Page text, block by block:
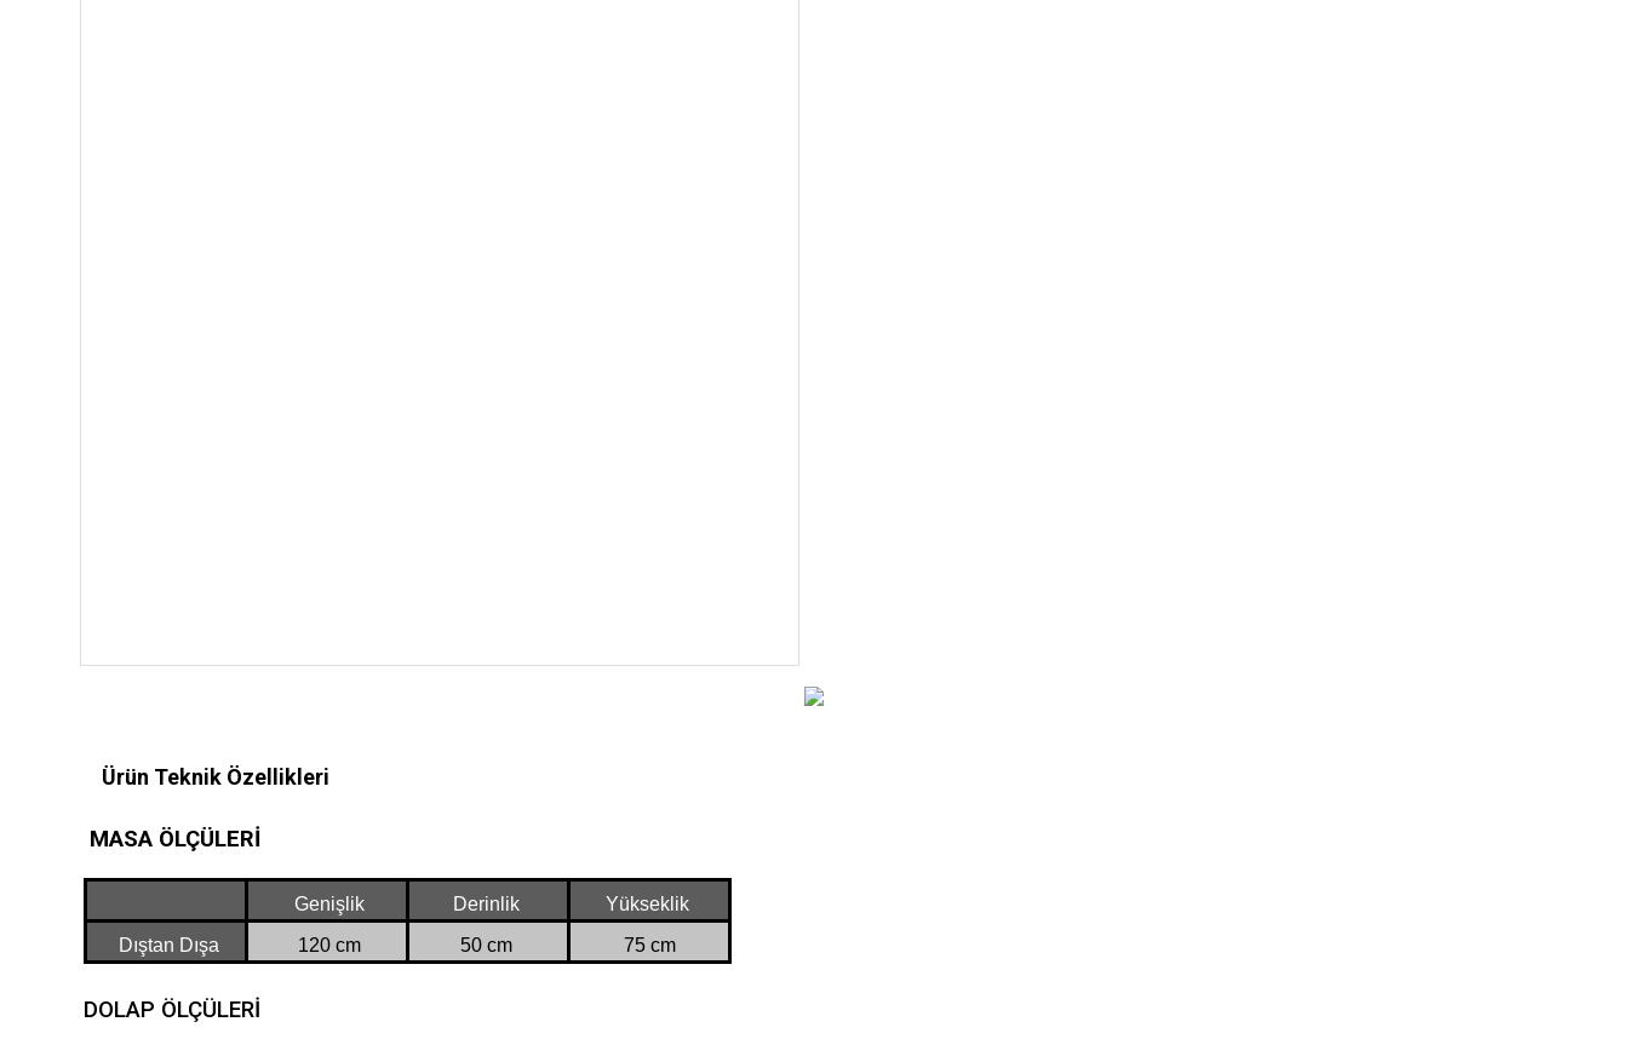
Ürün Teknik Özellikleri
MASA ÖLÇÜLERİ
Genişlik Derinlik
Yükseklik
Dıştan Dışa
120 cm 50 cm 75 cm
DOLAP ÖLÇÜLERİ